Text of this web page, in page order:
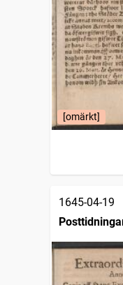
[omärkt]
1645-04-19